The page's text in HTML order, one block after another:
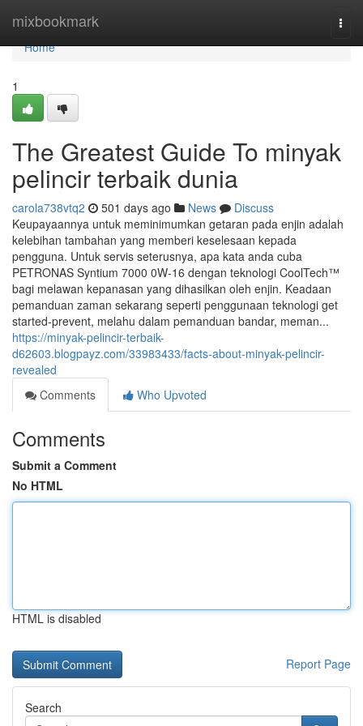
mixbookmark
Home
Home
1
The Greatest Guide To minyak
pelincir terbaik dunia
carola738vtq2 501 days ago News
Discuss
Keupayaannya untuk meminimumkan getaran pada enjin adalah
kelebihan tambahan yang memberi keselesaan kepada
pengguna. Untuk servis seterusnya, apa kata anda cuba
PETRONAS Syntium 7000 0W-16 dengan teknologi CoolTech™
bagi melawan kepanasan yang dihasilkan oleh enjin. Keadaan
pemanduan zaman sekarang seperti penggunaan teknologi get
started-prevent, melahu dalam pemanduan bandar, meman...
https://minyak-pelincir-terbaik-
d62603.blogpayz.com/33983433/facts-about-minyak-pelincir-
revealed
Comments
Who Upvoted
Comments
Submit a Comment
No HTML
HTML is disabled
Report Page
Search